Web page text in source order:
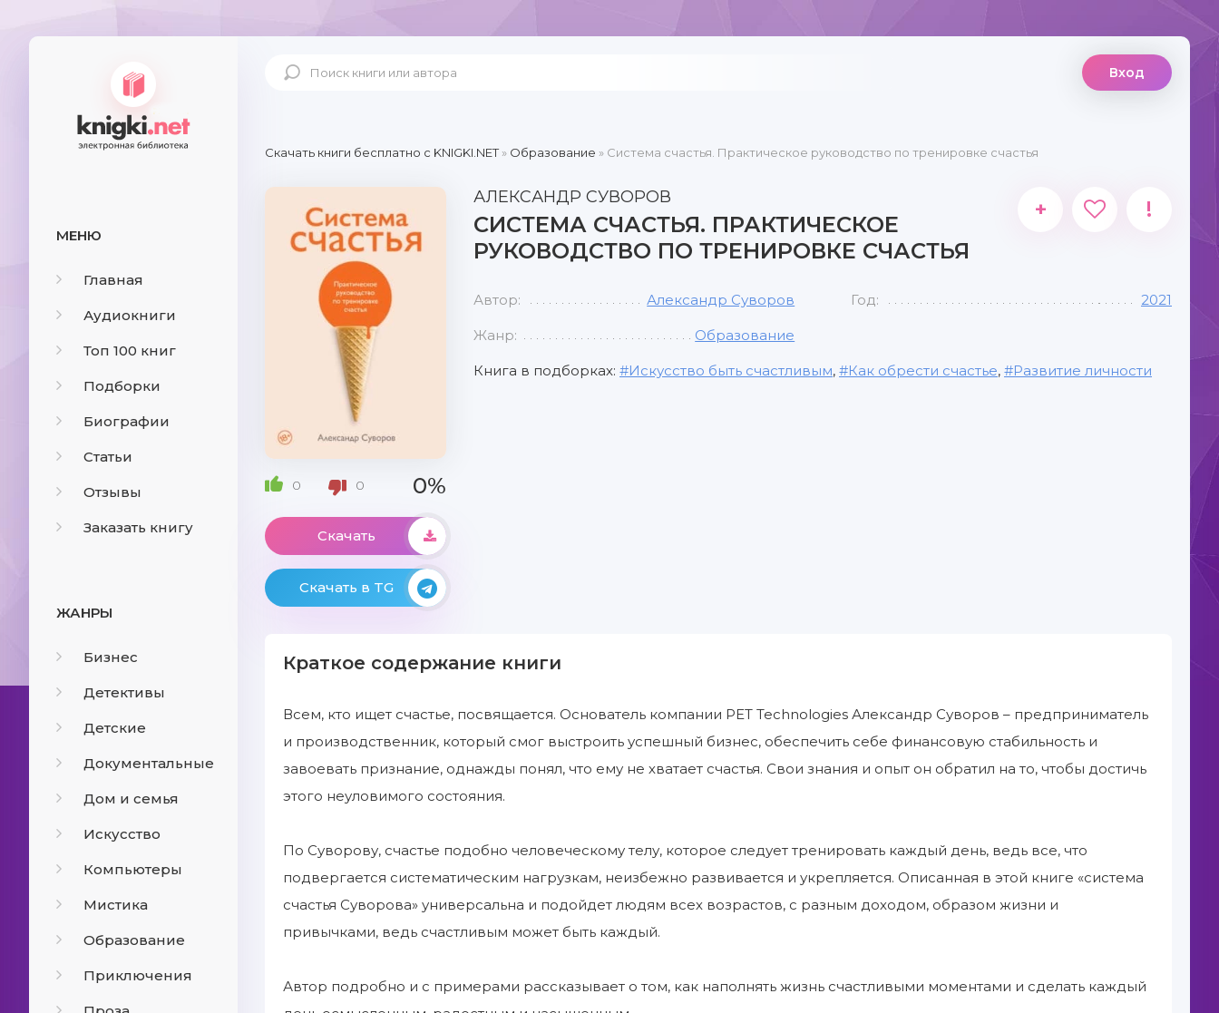
МЕНЮ
Главная
Аудиокниги
Топ 100 книг
Подборки
Биографии
Статьи
Отзывы
Заказать книгу
ЖАНРЫ
Бизнес
Детективы
Детские
Документальные
Дом и семья
Искусство
Компьютеры
Мистика
Образование
Приключения
Вход
Скачать книги бесплатно c KNIGKI.NET» Образование » Система счастья. Практическое руководство по тренировке счастья
0 0 0%
Скачать
Скачать в TG
АЛЕКСАНДР СУВОРОВ
СИСТЕМА СЧАСТЬЯ. ПРАКТИЧЕСКОЕ
РУКОВОДСТВО ПО ТРЕНИРОВКЕ СЧАСТЬЯ
+ !
Автор: Александр Суворов Год: 2021
Жанр: Образование
Книга в подборках: Искусство быть счастливым, Как обрести счастье, Развитие личности
Краткое содержание книги
Всем, кто ищет счастье, посвящается. Основатель компании PET Technologies Александр Суворов – предприниматель
и производственник, который смог выстроить успешный бизнес, обеспечить себе финансовую стабильность и
завоевать признание, однажды понял, что ему не хватает счастья. Свои знания и опыт он обратил на то, чтобы достичь
этого неуловимого состояния.
По Суворову, счастье подобно человеческому телу, которое следует тренировать каждый день, ведь все, что
подвергается систематическим нагрузкам, неизбежно развивается и укрепляется. Описанная в этой книге «система
счастья Суворова» универсальна и подойдет людям всех возрастов, с разным доходом, образом жизни и
привычками, ведь счастливым может быть каждый.
Автор подробно и с примерами рассказывает о том, как наполнять жизнь счастливыми моментами и сделать каждый